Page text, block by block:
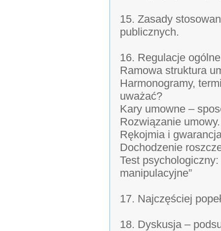
15. Zasady
publicznych.
16. Regulacje
Ramowa struktura
Harmonogramy,
uważać?
Kary umowne –
Rozwiązanie umowy.
Rękojmia i
Dochodzenie
Test psychologiczny:
manipulacyjne”
17. Najczęściej
18. Dyskusja –